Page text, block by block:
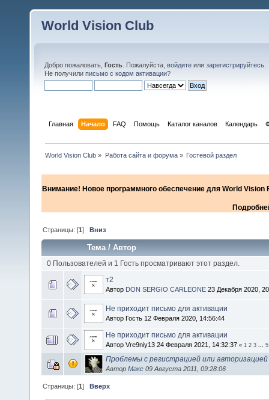
World Vision Club
Добро пожаловать, Гость . Пожалуйста, войдите или зарегистрируйтесь
Не получили письмо с кодом активации?
Главная Начало FAQ Помощь Каталог каналов Календарь
World Vision Club » Работа сайта и форума» Гостевой раздел
Внимание! Новое программного обеспечение для World
Страницы: [1]Вниз
Тема /Автор
0 Пользователей и 1 Гость просматривают этот раздел.
т2
Автор DON SERGIO CARLEONE 23 Декабря 2020,
Не приходит письмо для активации
Автор Гость 12 Февраля 2020, 14:56:44
Не приходит письмо для активации
Автор Vre9niy13 24 Февраля 2021, 14:32:37 « 1 2 3 5
Проблемы с регистрацией или
Автор Макс 09 Августа 2011, 09:28:06
Страницы: [1]Вверх